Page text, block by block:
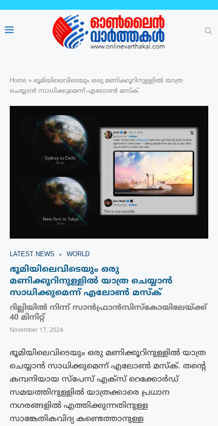
Home » ഭൂമിയിലെവിടെയും ഒരു മണിക്കൂറിനുള്ളിൽ യാത്ര
ചെയ്യാൻ സാധിക്കുമെന്ന് എലോൺ മസ്ക്
LATEST NEWS WORLD
ഭൂമിയിലെവിടെയും ഒരു
മണിക്കൂറിനുള്ളിൽ യാത്ര ചെയ്യാൻ
സാധിക്കുമെന്ന് എലോൺ മസ്ക്
ദില്ലിയിൽ നിന്ന് സാൻഫ്രാൻസിസ്കോയിലേയ്ക്ക്
40 മിനിറ്റ്
November 17, 2024
ഭൂമിയിലെവിടെയും ഒരു മണിക്കൂറിനുള്ളിൽ യാത്ര
ചെയ്യാൻ സാധിക്കുമെന്ന് എലോൺ മസ്ക്. തൻ്റെ
കമ്പനിയായ സ്‌പേസ് എക്‌സ് റെക്കോർഡ്
സമയത്തിനുള്ളിൽ യാത്രക്കാരെ പ്രധാന
നഗരങ്ങളിൽ എത്തിക്കുന്നതിനുള്ള
സാങ്കേതികവിദ്യ കണ്ടെത്താനുള്ള